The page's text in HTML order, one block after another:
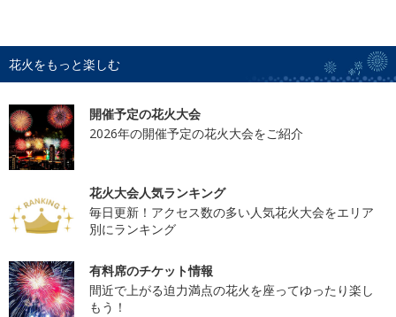
花火をもっと楽しむ
開催予定の花火大会
2026年の開催予定の花火大会をご紹介
花火大会人気ランキング
毎日更新！アクセス数の多い人気花火大会をエリア
別にランキング
有料席のチケット情報
間近で上がる迫力満点の花火を座ってゆったり楽し
もう！